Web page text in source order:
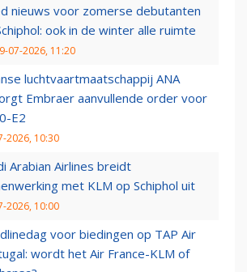
nieuws voor zomerse debutanten
ook in de winter alle ruimte
07-2026, 11:20
luchtvaartmaatschappij ANA
Embraer aanvullende order voor
E2
2026, 10:30
Arabian Airlines breidt
met KLM op Schiphol uit
2026, 10:00
voor biedingen op TAP Air
wordt het Air France-KLM of